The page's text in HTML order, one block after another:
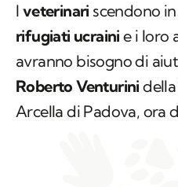
I veterinari scendono
rifugiati ucraini e i loro
avranno bisogno di
Roberto Venturini
Arcella di Padova, ora